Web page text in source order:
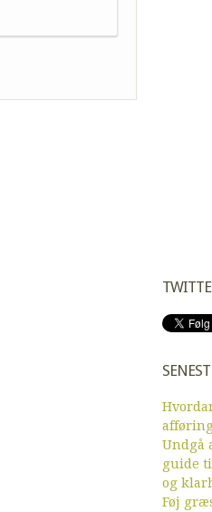
Undgå
guide
og
Føj